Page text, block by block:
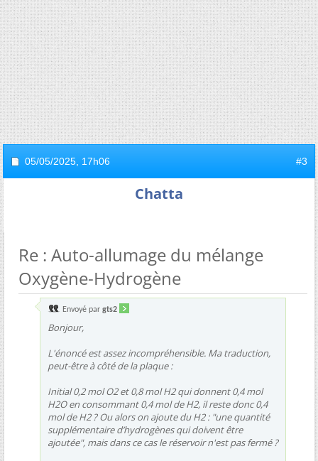
05/05/2025, 17h06 #3
Chatta
Re : Auto-allumage du mélange
Oxygène-Hydrogène
Envoyé par gts2
Bonjour,
L'énoncé est assez incompréhensible. Ma traduction,
peut-être à côté de la plaque :
Initial 0,2 mol O2 et 0,8 mol H2 qui donnent 0,4 mol
H2O en consommant 0,4 mol de H2, il reste donc 0,4
mol de H2 ? Ou alors on ajoute du H2 : "une quantité
supplémentaire d’hydrogènes qui doivent être
ajoutée", mais dans ce cas le réservoir n'est pas fermé ?